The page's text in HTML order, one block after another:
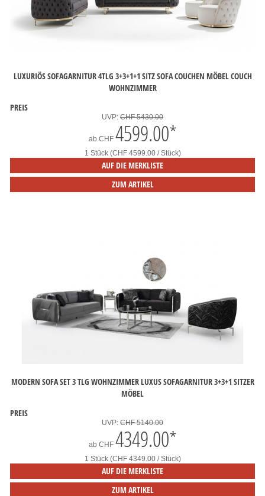
LUXURIÖS SOFAGARNITUR 4TLG 3+3+1+1 SITZ SOFA COUCHEN MÖBEL COUCH
WOHNZIMMER
PREIS
UVP: CHF 5430.00
ab CHF 4599.00*
1 Stück (CHF 4599.00 / Stück)
AUF DIE MERKLISTE
ZUM ARTIKEL
MODERN SOFA SET 3 TLG WOHNZIMMER LUXUS SOFAGARNITUR 3+3+1 SITZER
MÖBEL
PREIS
UVP: CHF 5140.00
ab CHF 4349.00*
1 Stück (CHF 4349.00 / Stück)
AUF DIE MERKLISTE
ZUM ARTIKEL